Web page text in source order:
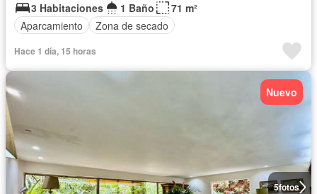
3 Habitaciones
1 Baño
71 m²
Aparcamiento
Zona de secado
Hace 1 día, 15 horas
5fotos
Nuevo